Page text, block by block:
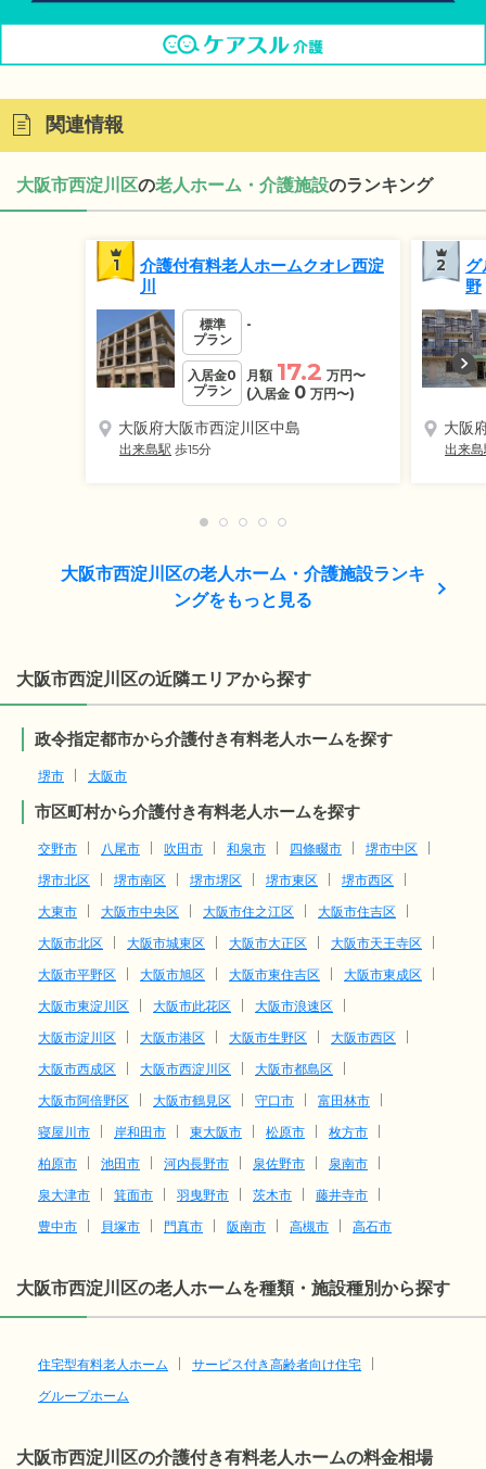
関連情報
大阪市西淀川区の老人ホーム・介護施設のランキング
1
介護付有料老人ホームクオレ西淀
川
標準
プラン
-
入居金0
プラン
月額 17.2 万円〜
(入居金 0 万円〜)
大阪府大阪市西淀川区中島
出来島駅 歩15分
2
野
大阪
出来
大阪市西淀川区の老人ホーム・介護施設ランキ
ングをもっと見る
大阪市西淀川区の近隣エリアから探す
政令指定都市から介護付き有料老人ホームを探す
堺市 大阪市
市区町村から介護付き有料老人ホームを探す
交野市 八尾市 吹田市 和泉市 四條畷市
堺市中区
堺市北区
堺市南区 堺市堺区 堺市東区
堺市西区
大東市
大阪市中央区 大阪市住之江区
大阪市住吉区
大阪市北区
大阪市城東区 大阪市大正区
大阪市天王寺区
大阪市平野区
大阪市旭区 大阪市東住吉区
大阪市東成区
大阪市東淀川区
大阪市此花区
大阪市浪速区
大阪市淀川区
大阪市港区 大阪市生野区
大阪市西区
大阪市西成区
大阪市西淀川区
大阪市都島区
大阪市阿倍野区
大阪市鶴見区 守口市
富田林市
寝屋川市
岸和田市 東大阪市 松原市
枚方市
柏原市
池田市 河内長野市 泉佐野市
泉南市
泉大津市
箕面市 羽曳野市 茨木市
藤井寺市
豊中市
貝塚市 門真市 阪南市 高槻市 高石市
大阪市西淀川区の老人ホームを種類・施設種別から探す
住宅型有料老人ホーム
サービス付き高齢者向け住宅
グループホーム
大阪市西淀川区の介護付き有料老人ホームの料金相場